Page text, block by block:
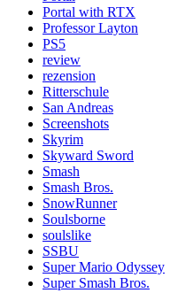
Portal with RTX
Professor Layton
PS5
review
rezension
Ritterschule
San Andreas
Screenshots
Skyrim
Skyward Sword
Smash
Smash Bros.
SnowRunner
Soulsborne
soulslike
SSBU
Super Mario Odyssey
Super Smash Bros.